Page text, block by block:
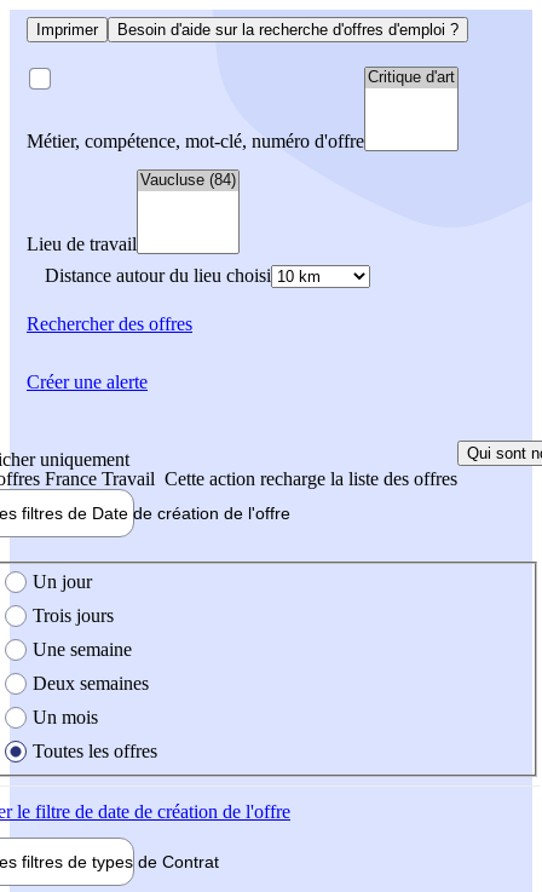
Imprimer Besoin d'aide sur la recherche d'offres d'emploi ?
Métier, compétence, mot-clé, numéro d'offre
Lieu de travail
Distance autour du lieu choisi
Rechercherdes offres
uniquement
France Travail Cette action recharge la liste des offres
Qui sont
filtres de Date de création de l'offre
création de l'offre
Un jour
Trois jours
Une semaine
Deux semaines
Un mois
Toutes les offres
le filtre de date de création de l'offre
filtres de types de Contrat
Créer une alerte